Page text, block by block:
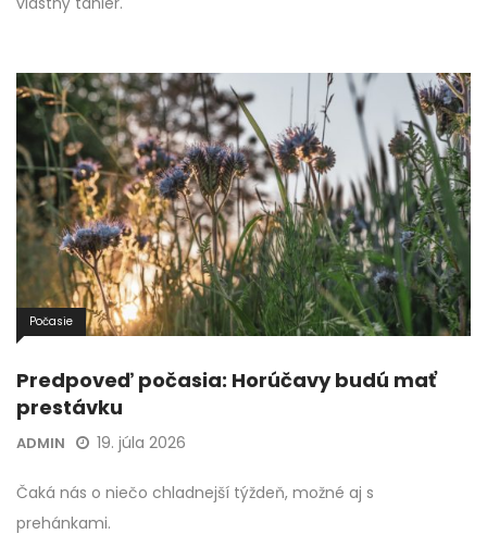
Počasie
Predpoveď počasia: Horúčavy budú mať
prestávku
ADMIN 19. júla 2026
Čaká nás o niečo chladnejší týždeň, možné aj s
prehánkami.